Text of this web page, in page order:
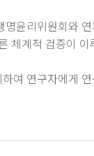
윤리위원회와
체계적 검증이
여 연구자에게